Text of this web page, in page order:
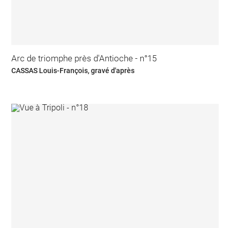
Arc de triomphe près d'Antioche - n°15
CASSAS Louis-François, gravé d'après